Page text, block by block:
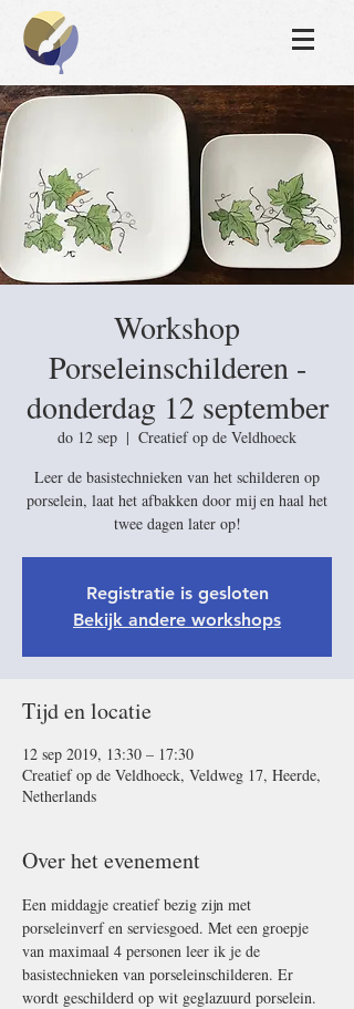
Workshop
Porseleinschilderen -
donderdag 12 september
do 12 sep
  |
Creatief op de Veldhoeck
Leer de basistechnieken van het schilderen op
porselein, laat het afbakken door mij en haal het
twee dagen later op!
Registratie is gesloten
Bekijk andere workshops
Tijd en locatie
12 sep 2019, 13:30 – 17:30
Creatief op de Veldhoeck, Veldweg 17, Heerde,
Netherlands
Over het evenement
Een middagje creatief bezig zijn met
porseleinverf en serviesgoed. Met een groepje
van maximaal 4 personen leer ik je de
basistechnieken van porseleinschilderen. Er
wordt geschilderd op wit geglazuurd porselein.